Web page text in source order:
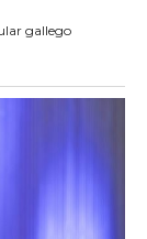
gallego